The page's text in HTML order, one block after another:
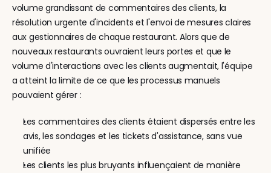
volume grandissant de commentaires des clients, la
résolution urgente d'incidents et l'envoi de mesures claires
aux gestionnaires de chaque restaurant. Alors que de
nouveaux restaurants ouvraient leurs portes et que le
volume d'interactions avec les clients augmentait, l'équipe
a atteint la limite de ce que les processus manuels
pouvaient gérer :
Les commentaires des clients étaient dispersés entre les
avis, les sondages et les tickets d'assistance, sans vue
unifiée
Les clients les plus bruyants influençaient de manière